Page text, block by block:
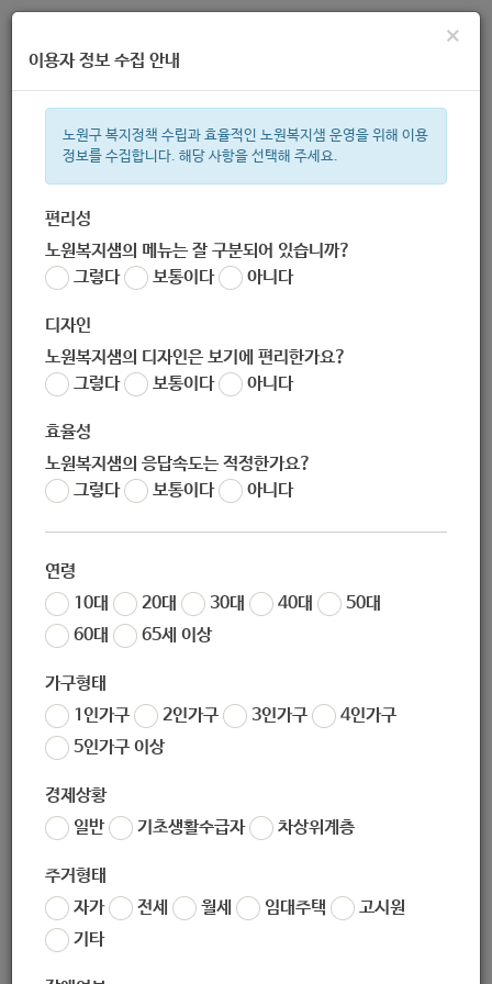
주간 인기검색어
한눈으로 보는 복지 정보
×
이용자 정보 수집 안내
노원구 복지정책 수립과 효율적인 노원복지샘 운영을 위해 이용
정보를 수집합니다. 해당 사항을 선택해 주세요.
편리성
노원복지샘의 메뉴는 잘 구분되어 있습니까?
그렇다
보통이다 아니다
디자인
노원복지샘의 디자인은 보기에 편리한가요?
그렇다
보통이다 아니다
효율성
노원복지샘의 응답속도는 적정한가요?
그렇다
보통이다 아니다
연령
10대
20대 30대 40대
50대
60대
65세 이상
가구형태
1인가구
2인가구 3인가구
4인가구
5인가구 이상
경제상황
일반
기초생활수급자 차상위계층
주거형태
자가
전세 월세 임대주택
고시원
기타
2020년 아동급식지원신청(전체)
서식
작성자 노원 복지샘
236
2020년-아동급식지원신청전체.zip
2020년 아동보호신청(전체)